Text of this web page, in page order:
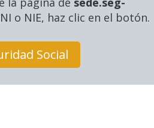
o NIE, haz clic en el botón.
Social